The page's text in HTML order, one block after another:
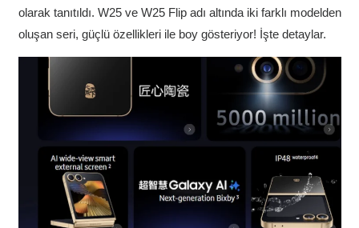
olarak tanıtıldı. W25 ve W25 Flip adı altında iki farklı modelden
oluşan seri, güçlü özellikleri ile boy gösteriyor! İşte detaylar.